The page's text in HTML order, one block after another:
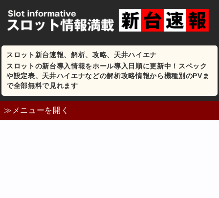
スロット新台速報、解析、攻略、天井ハイエナ
スロットの新台導入情報をホール導入日順に更新中！スペック
や設定表、天井ハイエナなどの解析攻略情報から機種別のPVま
で全部無料で見れます
≫メニューを開く